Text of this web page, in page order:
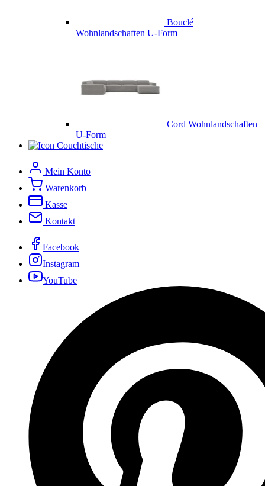
Bouclé
Wohnlandschaften U-Form
Cord Wohnlandschaften
U-Form
Couchtische
Mein Konto
Warenkorb
Kasse
Kontakt
Facebook
Instagram
YouTube